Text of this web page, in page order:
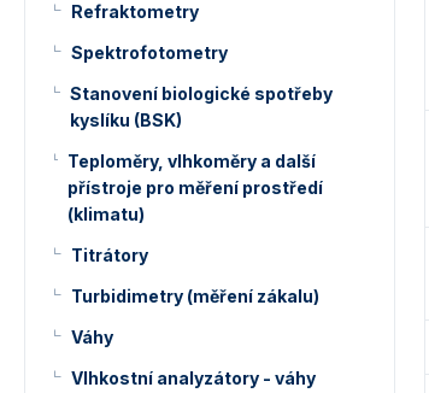
Refraktometry
Spektrofotometry
Stanovení biologické spotřeby
kyslíku (BSK)
Teploměry, vlhkoměry a další
přístroje pro měření prostředí
(klimatu)
Titrátory
Turbidimetry (měření zákalu)
Váhy
Vlhkostní analyzátory - váhy